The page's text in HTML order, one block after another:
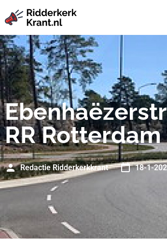
RR
Redactie Ridderkerkkrant 18-1-